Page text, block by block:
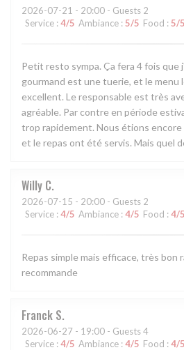
2026-07-21 - 20:00 - Guests 2
Service : 4/5 Ambiance : 5/5 Food : 5/5
Petit resto sympa. Ça fera 4 fois que
gourmand est une tuerie, et le menu
excellent. Le responsable est très
agréable. Par contre en période
trop rapidement. Nous étions encore
et le repas ont été servis. Mais quel
Willy C
2026-07-15 - 20:00 - Guests 2
Service : 4/5 Ambiance : 4/5 Food : 4/5
Repas simple mais efficace, très bon
recommande
Franck S
2026-06-27 - 19:00 - Guests 4
Service : 4/5 Ambiance : 4/5 Food : 4/5